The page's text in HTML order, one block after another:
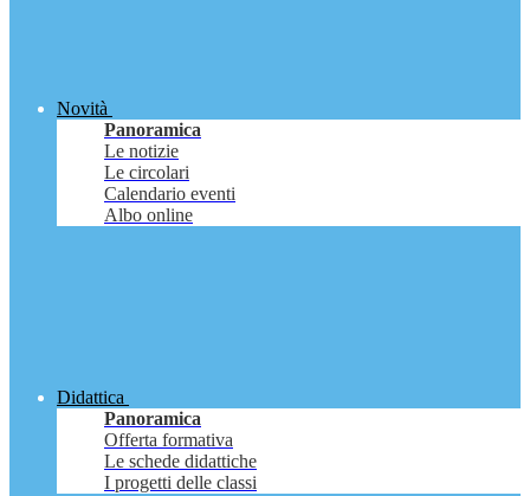
Novità
Panoramica
Le notizie
Le circolari
Calendario eventi
Albo online
Didattica
Panoramica
Offerta formativa
Le schede didattiche
I progetti delle classi